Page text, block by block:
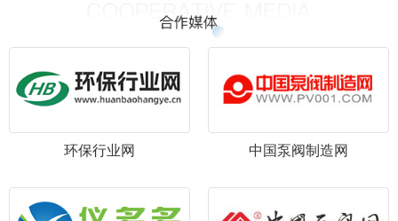
环保行业网 中国泵阀制造网